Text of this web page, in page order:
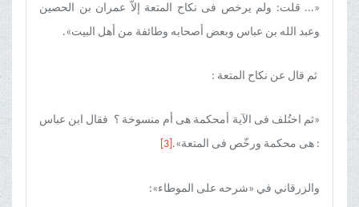
«... قلت: ولم یرخص فی نکاح المتعة إلاّ عمران بن الحصین
وعبد الله بن عباس وبعض أصحابه وطائفة من أهل البیت».
ثم قال عن نکاح المتعة :
«ثم اختُلف فی الآیة أمحکمة هی أم منسوخة ؟ فقال ابن عباس
: هی محکمة ورخّص فی المتعة». [3]
والزرقاني في «شرحه علی الموطاء»: